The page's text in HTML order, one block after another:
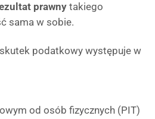
prawnytakiego
sama w sobie.
podatkowy występuje w
od osób fizycznych (PIT)